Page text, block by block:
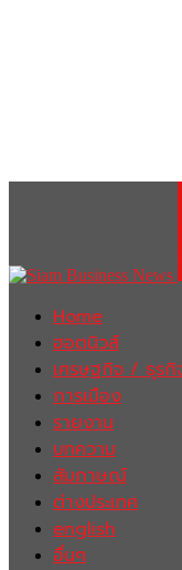
Home
ฮอตนิวส์
เศรษฐกิจ / ธุร
การเมือง
รายงาน
บทความ
สัมภาษณ์
ต่างประเทศ
english
อื่นๆ